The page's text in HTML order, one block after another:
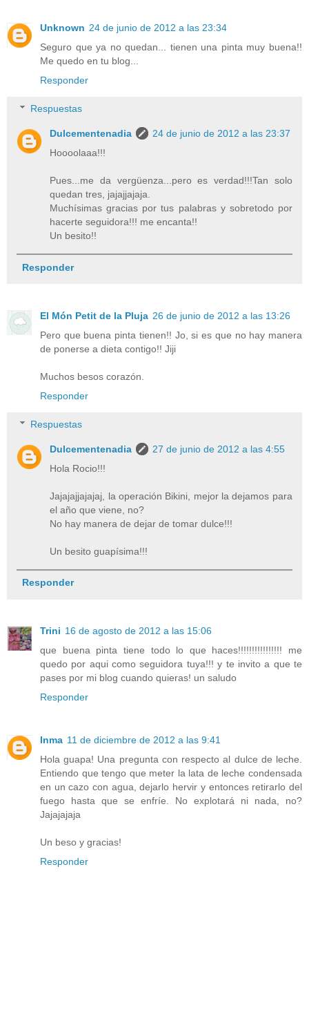
Unknown 24 de junio de 2012 a las 23:34
Seguro que ya no quedan... tienen una pinta muy buena!!
Me quedo en tu blog...
Responder
Respuestas
Dulcementenadia
24 de junio de 2012 a las 23:37
Hoooolaaa!!!
Pues...me da vergüenza...pero es verdad!!!Tan solo
quedan tres, jajajjajaja.
Muchísimas gracias por tus palabras y sobretodo por
hacerte seguidora!!! me encanta!!
Un besito!!
Responder
El Món Petit de la Pluja 26 de junio de 2012 a las 13:26
Pero que buena pinta tienen!! Jo, si es que no hay manera
de ponerse a dieta contigo!! Jiji
Muchos besos corazón.
Responder
Respuestas
Dulcementenadia
27 de junio de 2012 a las 4:55
Hola Rocio!!!
Jajajajjajajaj, la operación Bikini, mejor la dejamos para
el año que viene, no?
No hay manera de dejar de tomar dulce!!!
Un besito guapísima!!!
Responder
Trini 16 de agosto de 2012 a las 15:06
que buena pinta tiene todo lo que haces!!!!!!!!!!!!!!!! me
quedo por aqui como seguidora tuya!!! y te invito a que te
pases por mi blog cuando quieras! un saludo
Responder
Inma 11 de diciembre de 2012 a las 9:41
Hola guapa! Una pregunta con respecto al dulce de leche.
Entiendo que tengo que meter la lata de leche condensada
en un cazo con agua, dejarlo hervir y entonces retirarlo del
fuego hasta que se enfríe. No explotará ni nada, no?
Jajajajaja
Un beso y gracias!
Responder